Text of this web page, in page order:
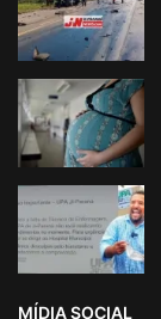
MÍDIA SOCIAL